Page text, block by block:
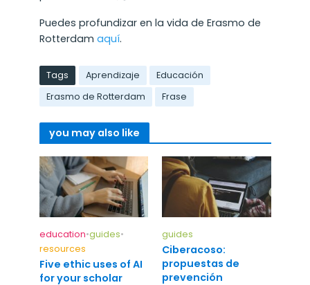
Puedes profundizar en la vida de Erasmo de
Rotterdam aquí.
Tags Aprendizaje
Educación
Erasmo de Rotterdam
Frase
you may also like
education•guides•
resources
Five ethic uses of AI
for your scholar
guides
Ciberacoso:
propuestas de
prevención